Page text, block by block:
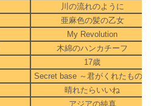
川の流れのように
亜麻色の髪の乙女
My Revolution
木綿のハンカチーフ
17歳
Secret base ～君がくれたもの～
晴れたらいいね
アジアの純真